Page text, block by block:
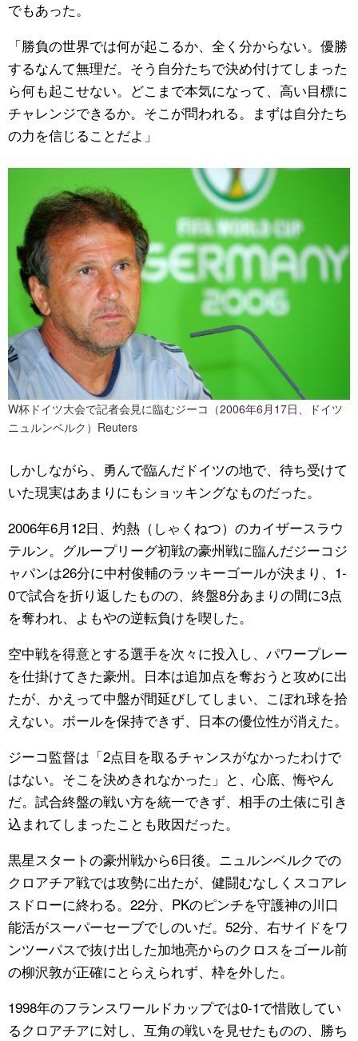
でもあった。
「勝負の世界では何が起こるか、全く分からない。優勝
するなんて無理だ。そう自分たちで決め付けてしまった
ら何も起こせない。どこまで本気になって、高い目標に
チャレンジできるか。そこが問われる。まずは自分たち
の力を信じることだよ」
W杯ドイツ大会で記者会見に臨むジーコ（2006年6月17日、ドイツ
ニュルンベルク）Reuters
しかしながら、勇んで臨んだドイツの地で、待ち受けて
いた現実はあまりにもショッキングなものだった。
2006年6月12日、灼熱（しゃくねつ）のカイザースラウ
テルン。グループリーグ初戦の豪州戦に臨んだジーコジ
ャパンは26分に中村俊輔のラッキーゴールが決まり、1-
0で試合を折り返したものの、終盤8分あまりの間に3点
を奪われ、よもやの逆転負けを喫した。
空中戦を得意とする選手を次々に投入し、パワープレー
を仕掛けてきた豪州。日本は追加点を奪おうと攻めに出
たが、かえって中盤が間延びしてしまい、こぼれ球を拾
えない。ボールを保持できず、日本の優位性が消えた。
ジーコ監督は「2点目を取るチャンスがなかったわけで
はない。そこを決めきれなかった」と、心底、悔やん
だ。試合終盤の戦い方を統一できず、相手の土俵に引き
込まれてしまったことも敗因だった。
黒星スタートの豪州戦から6日後。ニュルンベルクでの
クロアチア戦では攻勢に出たが、健闘むなしくスコアレ
スドローに終わる。22分、PKのピンチを守護神の川口
能活がスーパーセーブでしのいだ。52分、右サイドをワ
ンツーパスで抜け出した加地亮からのクロスをゴール前
の柳沢敦が正確にとらえられず、枠を外した。
1998年のフランスワールドカップでは0-1で惜敗してい
るクロアチアに対し、互角の戦いを見せたものの、勝ち